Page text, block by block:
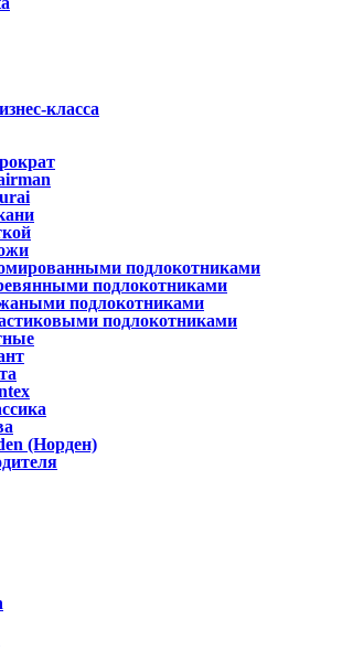
класса
подлокотниками
подлокотниками
подлокотниками
подлокотниками
(Норден)